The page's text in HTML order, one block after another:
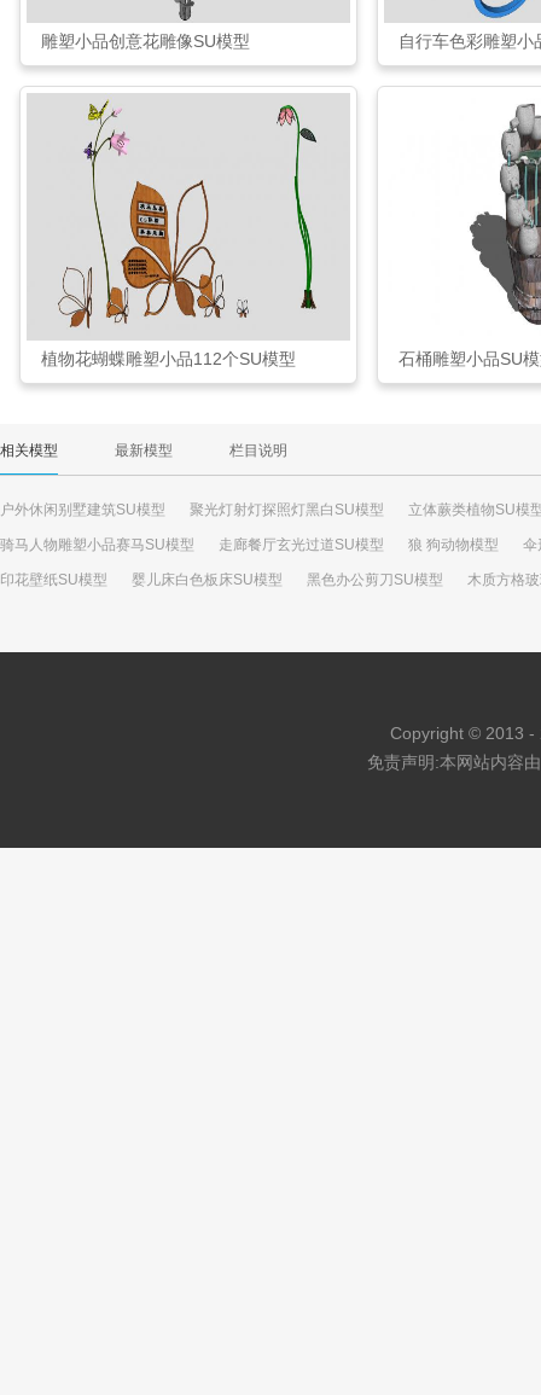
雕塑小品创意花雕像SU模型 自行车色彩雕塑小
植物花蝴蝶雕塑小品112个SU模型 石桶雕塑小品SU
相关模型 最新模型 栏目说明
户外休闲别墅建筑SU模型 聚光灯射灯探照灯黑白SU模型 立体蕨类植物SU模
骑马人物雕塑小品赛马SU模型 走廊餐厅玄光过道SU模型 狼 狗动物模型 伞
印花壁纸SU模型 婴儿床白色板床SU模型 黑色办公剪刀SU模型 木质方格
Copyright © 2013 -
免责声明:本网站内容